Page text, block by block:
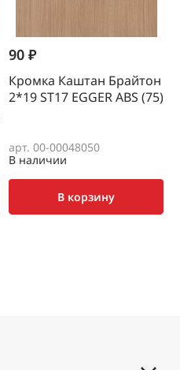
90 ₽
Кромка Каштан Брайтон
2*19 SТ17 EGGER ABS (75)
арт. 00-00048050
В наличии
В корзину